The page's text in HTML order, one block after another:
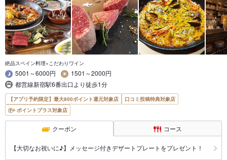
絶品スペイン料理×こだわりワイン
5001～6000円
1501～2000円
都営線新宿駅6番出口より徒歩1分
【アプリ予約限定】最大800ポイント還元対象店
口コミ投稿特典対象店
ポイントプラス対象店
クーポン コース
【大切なお祝いに♪】メッセージ付きデザートプレートをプレゼント！